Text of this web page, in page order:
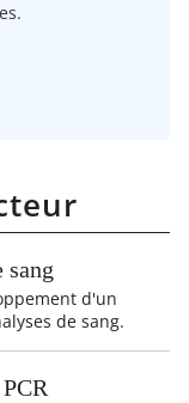
sang
d'un
de sang.